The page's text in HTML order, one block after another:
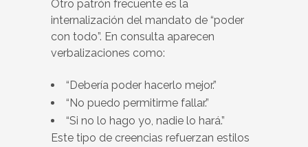
Otro patrón frecuente es la
internalización del mandato de “poder
con todo”. En consulta aparecen
verbalizaciones como:
“Debería poder hacerlo mejor.”
“No puedo permitirme fallar.”
“Si no lo hago yo, nadie lo hará.”
Este tipo de creencias refuerzan estilos